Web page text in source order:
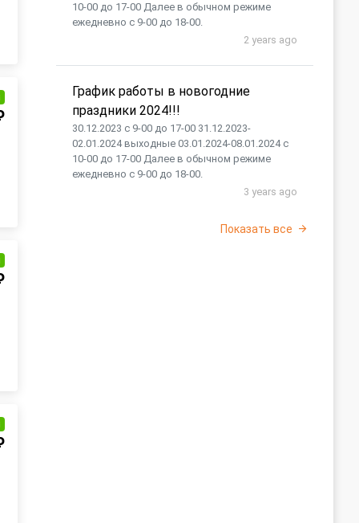
10-00 до 17-00 Далее в обычном режиме
ежедневно с 9-00 до 18-00.
2 years ago
График работы в новогодние
праздники 2024!!!
30.12.2023 с 9-00 до 17-00 31.12.2023-
02.01.2024 выходные 03.01.2024-08.01.2024 с
10-00 до 17-00 Далее в обычном режиме
ежедневно с 9-00 до 18-00.
3 years ago
Показать все